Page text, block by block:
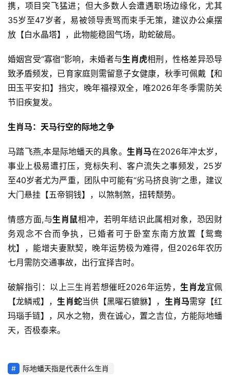
携，项目突飞猛进；但大多数人会遭遇职场边缘化，尤其
35岁至47岁者，易被领导责骂而束手无策，建议办公桌摆
放【白水晶塔】，此物能稳固气场，助蛇破局。
婚姻宫受“寡宿”影响，未婚者与生肖虎相刑，性格差异恐导
致矛盾频发，已育家庭则需留意子女健康，秋季可佩戴【和
田玉平安扣】挡灾，晚年福禄双全，唯2026年冬季需防关
节旧疾复发。
生肖马：天马行空的际地之争
马踏飞燕,本是际地蟠天的具象。 生肖马在2026年冲太岁，
事业上极易遭打压，竞标失利、客户流失之事频发，25岁
至40岁者尤为严重，团队中可能有“劣马挤良驹”之患，建议
大门悬挂【五帝铜钱】，以煞制煞，扭转颓势。
情感方面,与生肖鼠相冲，若明年结识此属相对象，恐因财
务观念不合而争执，已婚者可于卧室东南方放置【鸳鸯
枕】，能增夫妻默契，晚年运势极为难得，但2026年农历
七月需防交通事故，出行宜择吉时。
破解指引：以上三生肖若想催旺2026年运势，生肖龙宜佩
【龙鳞戒】，生肖蛇当供【黑曜石貔貅】， 生肖马需穿【红
玛瑙手链】，风水之物，贵在诚心，置之吉位，方能际地蟠
天，否极泰来。
际地蟠天指是代表什么生肖